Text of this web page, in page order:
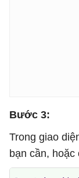
Bước 3:
Trong giao
bạn cần,